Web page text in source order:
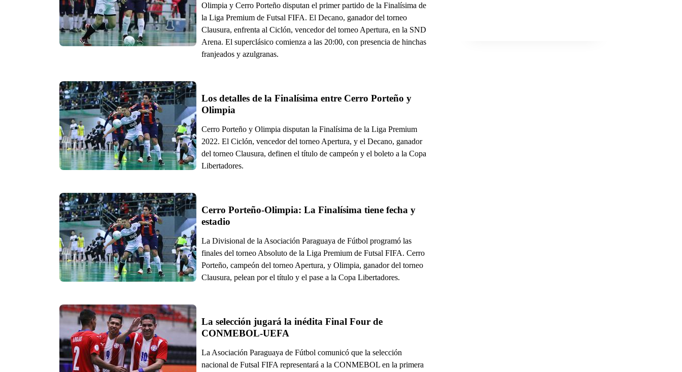
Olimpia y Cerro Porteño disputan el primer partido de la Finalísima de
la Liga Premium de Futsal FIFA. El Decano, ganador del torneo
Clausura, enfrenta al Ciclón, vencedor del torneo Apertura, en la SND
Arena. El superclásico comienza a las 20:00, con presencia de hinchas
franjeados y azulgranas.
Los detalles de la Finalísima entre Cerro Porteño y
Olimpia
Cerro Porteño y Olimpia disputan la Finalísima de la Liga Premium
2022. El Ciclón, vencedor del torneo Apertura, y el Decano, ganador
del torneo Clausura, definen el título de campeón y el boleto a la Copa
Libertadores.
Cerro Porteño-Olimpia: La Finalísima tiene fecha y
estadio
La Divisional de la Asociación Paraguaya de Fútbol programó las
finales del torneo Absoluto de la Liga Premium de Futsal FIFA. Cerro
Porteño, campeón del torneo Apertura, y Olimpia, ganador del torneo
Clausura, pelean por el título y el pase a la Copa Libertadores.
La selección jugará la inédita Final Four de
CONMEBOL-UEFA
La Asociación Paraguaya de Fútbol comunicó que la selección
nacional de Futsal FIFA representará a la CONMEBOL en la primera